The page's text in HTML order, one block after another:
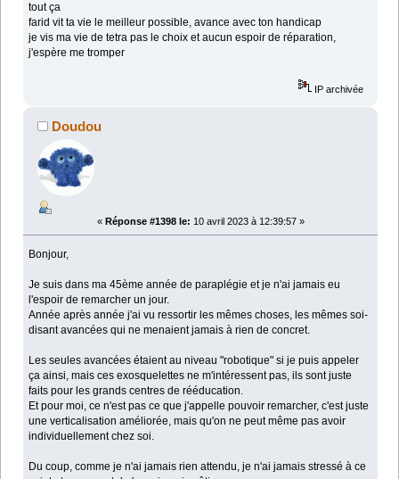
tout ça
farid vit ta vie le meilleur possible, avance avec ton handicap
je vis ma vie de tetra pas le choix et aucun espoir de réparation,
j'espère me tromper
IP archivée
Doudou
« Réponse #1398 le: 10 avril 2023 à 12:39:57 »
Bonjour,
Je suis dans ma 45ème année de paraplégie et je n'ai jamais eu
l'espoir de remarcher un jour.
Année après année j'ai vu ressortir les mêmes choses, les mêmes soi-
disant avancées qui ne menaient jamais à rien de concret.
Les seules avancées étaient au niveau "robotique" si je puis appeler
ça ainsi, mais ces exosquelettes ne m'intéressent pas, ils sont juste
faits pour les grands centres de rééducation.
Et pour moi, ce n'est pas ce que j'appelle pouvoir remarcher, c'est juste
une verticalisation améliorée, mais qu'on ne peut même pas avoir
individuellement chez soi.
Du coup, comme je n'ai jamais rien attendu, je n'ai jamais stressé à ce